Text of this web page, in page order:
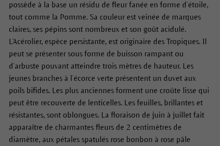
possède à la base un résidu de fleur fanée en forme d’étoile,
tout comme la Pomme. Sa couleur est veinée de marques
claires, ses pépins sont nombreux et son goût acidulé.
L’Acérolier, espèce persistante, est originaire des Tropiques. Il
peut se présenter sous forme de buisson rampant ou
d’arbuste pouvant atteindre trois mètres de hauteur. Les
jeunes branches à l’écorce verte présentent un duvet aux
poils bifides. Les plus anciennes forment une croûte lisse qui
peut être recouverte de lenticelles. Les feuilles, brillantes et
résistantes, sont oblongues. La floraison de juin à juillet fait
apparaître de charmantes fleurs de 2 centimètres de
diamètre, aux pétales spatulés rose bonbon à rose pâle